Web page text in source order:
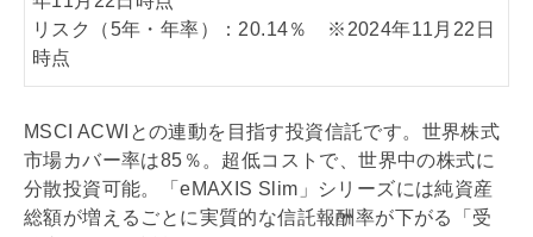
リスク（5年・年率）：20.14％ ※2024年11月22日
時点
MSCI ACWIとの連動を目指す投資信託です。世界株式
市場カバー率は85％。超低コストで、世界中の株式に
分散投資可能。「eMAXIS Slim」シリーズには純資産
総額が増えるごとに実質的な信託報酬率が下がる「受